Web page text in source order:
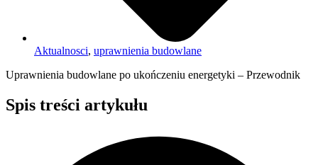
Aktualnosci, uprawnienia budowlane
Uprawnienia budowlane po ukończeniu energetyki – Przewodnik
Spis treści artykułu